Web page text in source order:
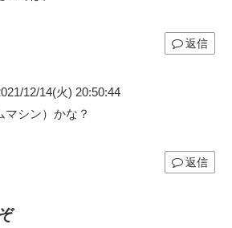
返信
12/14(火) 20:50:44
マシン）かな？
返信